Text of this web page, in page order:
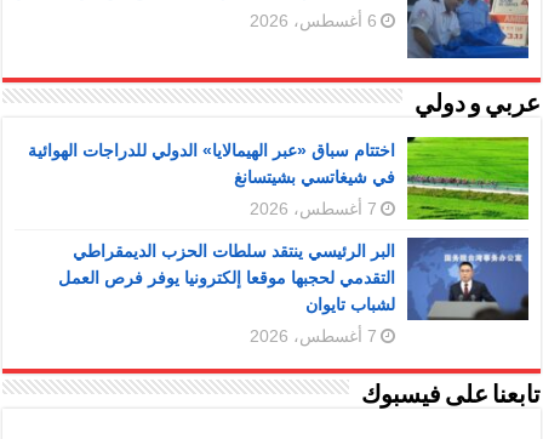
6 أغسطس، 2026
عربي و دولي
اختتام سباق «عبر الهيمالايا» الدولي للدراجات الهوائية
في شيغاتسي بشيتسانغ
7 أغسطس، 2026
البر الرئيسي ينتقد سلطات الحزب الديمقراطي
التقدمي لحجبها موقعا إلكترونيا يوفر فرص العمل
لشباب تايوان
7 أغسطس، 2026
تابعنا على فيسبوك